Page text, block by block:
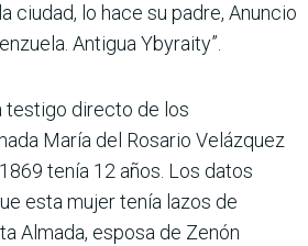
ciudad, lo hace su padre, Anuncio
Antigua Ybyraity”.
testigo directo de los
María del Rosario Velázquez
tenía 12 años. Los datos
esta mujer tenía lazos de
Almada, esposa de Zenón